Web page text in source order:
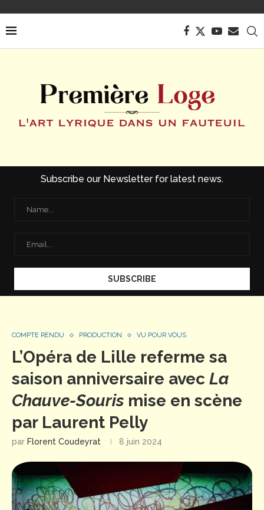
Subscribe our Newsletter for latest news.
COMPTE RENDU PRODUCTION VU POUR VOUS
L’Opéra de Lille referme sa
saison anniversaire avec La
Chauve-Souris mise en scène
par Laurent Pelly
par Florent Coudeyrat 8 juin 2024